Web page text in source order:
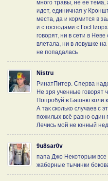
много травы, не ее
идет, единичная у
места, да и кормится в
и с господами с
говорят, ни в сети в
влетала, ни в ловушке
не попадалась
Nistru
РинатПитер. Сперва
Не зря ученные говорят
Попробуй в Башню коли
А так сколько случаев с
пожилых всё равно один
Лечись мой не юнный
9u8sar0v
папа Джо Некоторым все
жаберные тычинки